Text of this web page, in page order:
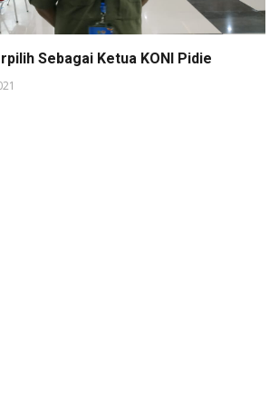
Sebagai Ketua KONI Pidie